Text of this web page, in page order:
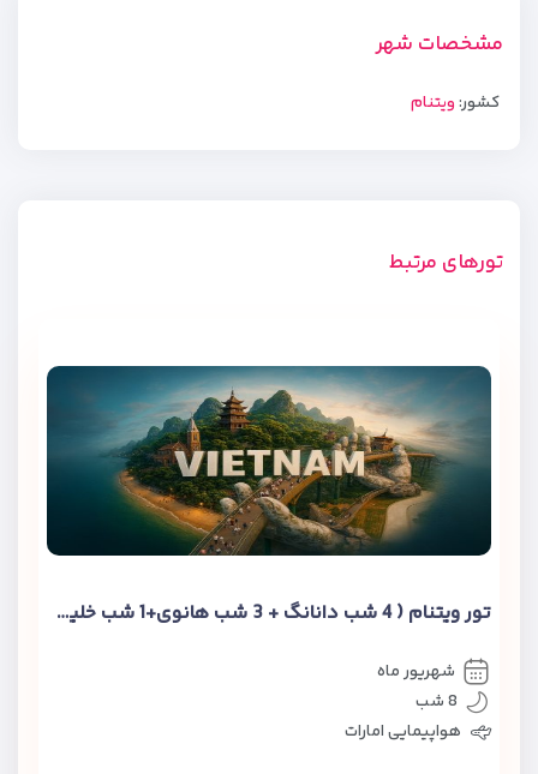
مشخصات شهر
کشور:ویتنام
تورهای مرتبط
تور ویتنام ( 4 شب دانانگ + 3 شب هانوی+1 شب خلیج هالونگ )
شهریور ماه
8 شب
هواپیمایی امارات